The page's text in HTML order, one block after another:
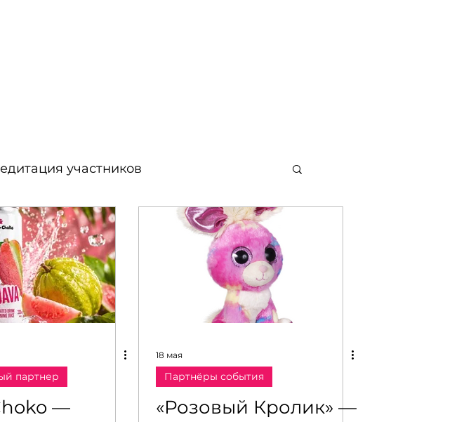
участников
моды
— пространство брендов
партнер
—
18 мая
Партнёры события
«Розовый Кролик» —